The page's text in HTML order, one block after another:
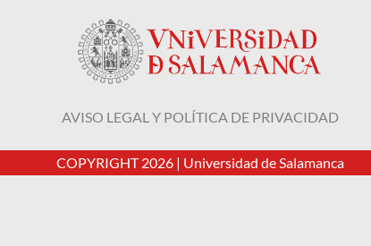
AVISO LEGAL Y POLÍTICA DE PRIVACIDAD
COPYRIGHT 2026 | Universidad de Salamanca